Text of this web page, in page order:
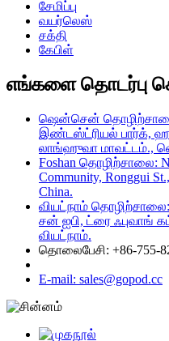
சேமிப்பு
வயர்லெஸ்
சக்தி
கேபிள்
எங்களை தொடர்பு
ஷென்சென்
இண்டஸ்ட்ரியல் பார்க்,
லாங்ஹுவா மாவட்டம்.,
Foshan தொழிற்சாலை:
Community, Ronggui
China.
வியட்நாம்
சன் ஐபி, ட்ரை ஃபுவாங்
வியட்நாம்.
தொலைபேசி: +86-755-
E-mail: sales@gopod.cc